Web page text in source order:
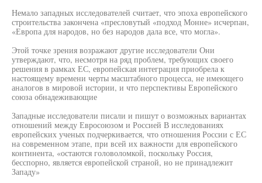
Немало западных исследователей считает, что эпоха европейского
строительства закончена «пресловутый «подход Монне» исчерпан,
«Европа для народов, но без народов дала все, что могла».
Этой точке зрения возражают другие исследователи Они
утверждают, что, несмотря на ряд проблем, требующих своего
решения в рамках ЕС, европейская интеграция приобрела к
настоящему времени черты масштабного процесса, не имеющего
аналогов в мировой истории, и что перспективы Европейского
союза обнадеживающие
Западные исследователи писали и пишут о возможных вариантах
отношений между Евросоюзом и Россией В исследованиях
европейских ученых подчеркивается, что отношения России с ЕС
на современном этапе, при всей их важности для европейского
континента, «остаются головоломкой, поскольку Россия,
бесспорно, является европейской страной, но не принадлежит
Западу»